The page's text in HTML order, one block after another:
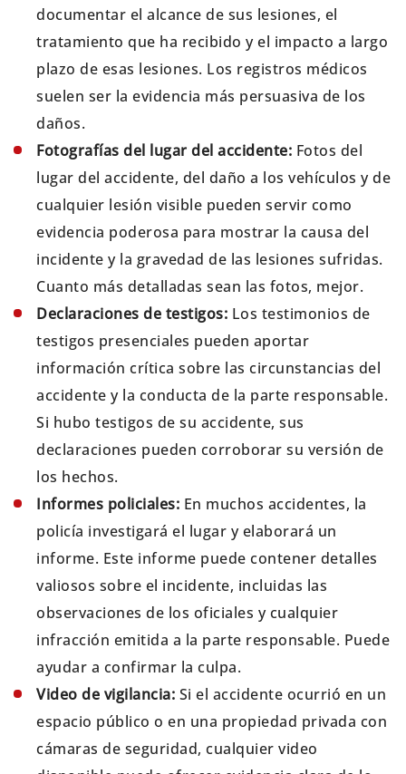
documentar el alcance de sus lesiones, el
tratamiento que ha recibido y el impacto a largo
plazo de esas lesiones. Los registros médicos
suelen ser la evidencia más persuasiva de los
daños.
Fotografías del lugar del accidente: Fotos del
lugar del accidente, del daño a los vehículos y de
cualquier lesión visible pueden servir como
evidencia poderosa para mostrar la causa del
incidente y la gravedad de las lesiones sufridas.
Cuanto más detalladas sean las fotos, mejor.
Declaraciones de testigos: Los testimonios de
testigos presenciales pueden aportar
información crítica sobre las circunstancias del
accidente y la conducta de la parte responsable.
Si hubo testigos de su accidente, sus
declaraciones pueden corroborar su versión de
los hechos.
Informes policiales: En muchos accidentes, la
policía investigará el lugar y elaborará un
informe. Este informe puede contener detalles
valiosos sobre el incidente, incluidas las
observaciones de los oficiales y cualquier
infracción emitida a la parte responsable. Puede
ayudar a confirmar la culpa.
Video de vigilancia: Si el accidente ocurrió en un
espacio público o en una propiedad privada con
cámaras de seguridad, cualquier video